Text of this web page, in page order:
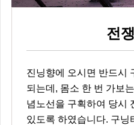
전
진닝향에 오시면 반드시
되는데, 몸소 한 번 가보
념노선을 구획하여 당시
있도록 하였습니다. 구